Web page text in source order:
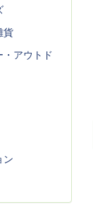
貨
アウトド
ン